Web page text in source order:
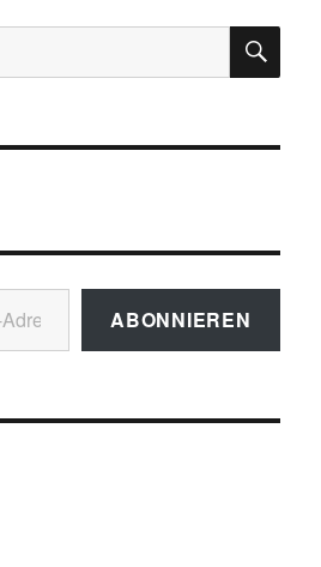
ABONNIEREN